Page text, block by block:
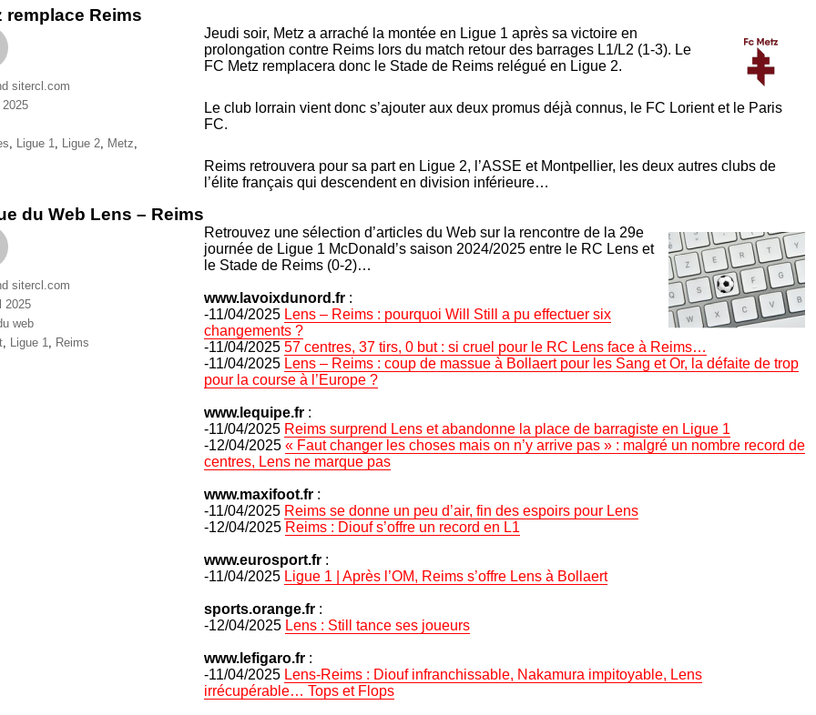
remplace Reims
Jeudi soir, Metz a arraché la montée en Ligue 1 après sa victoire en
prolongation contre Reims lors du match retour des barrages L1/L2 (1-3). Le
FC Metz remplacera donc le Stade de Reims relégué en Ligue 2.
Le club lorrain vient donc s’ajouter aux deux promus déjà connus, le FC Lorient et le Paris
FC.
Reims retrouvera pour sa part en Ligue 2, l’ASSE et Montpellier, les deux autres clubs de
l’élite français qui descendent en division inférieure…
sitercl.com
Ligue 1 Ligue 2 Metz
du Web Lens – Reims
Retrouvez une sélection d’articles du Web sur la rencontre de la 29e
journée de Ligue 1 McDonald’s saison 2024/2025 entre le RC Lens et
le Stade de Reims (0-2)…
www.lavoixdunord.fr :
-11/04/2025 Lens – Reims : pourquoi Will Still a pu effectuer six
changements ?
-11/04/2025 57 centres, 37 tirs, 0 but : si cruel pour le RC Lens face à Reims…
-11/04/2025 Lens – Reims : coup de massue à Bollaert pour les Sang et Or, la défaite de trop
pour la course à l’Europe ?
www.lequipe.fr :
-11/04/2025 Reims surprend Lens et abandonne la place de barragiste en Ligue 1
-12/04/2025 « Faut changer les choses mais on n’y arrive pas » : malgré un nombre record de
centres, Lens ne marque pas
www.maxifoot.fr :
-11/04/2025 Reims se donne un peu d’air, fin des espoirs pour Lens
-12/04/2025 Reims : Diouf s’offre un record en L1
www.eurosport.fr :
-11/04/2025 Ligue 1 | Après l’OM, Reims s’offre Lens à Bollaert
sports.orange.fr :
-12/04/2025 Lens : Still tance ses joueurs
www.lefigaro.fr :
-11/04/2025 Lens-Reims : Diouf infranchissable, Nakamura impitoyable, Lens
irrécupérable… Tops et Flops
sitercl.com
2025
web
, Ligue 1, Reims